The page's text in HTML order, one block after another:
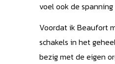
voel ook de
Voordat ik Beaufort
schakels in het
bezig met de eigen